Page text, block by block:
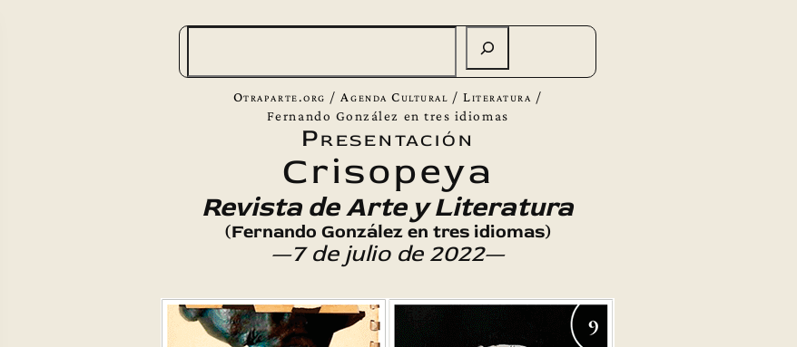
Otraparte.org / Agenda Cultural /Literatura /
Fernando González en tres idiomas
Presentación
Crisopeya
Revista de Arte y Literatura
(Fernando González en tres idiomas)
—7 de julio de 2022—